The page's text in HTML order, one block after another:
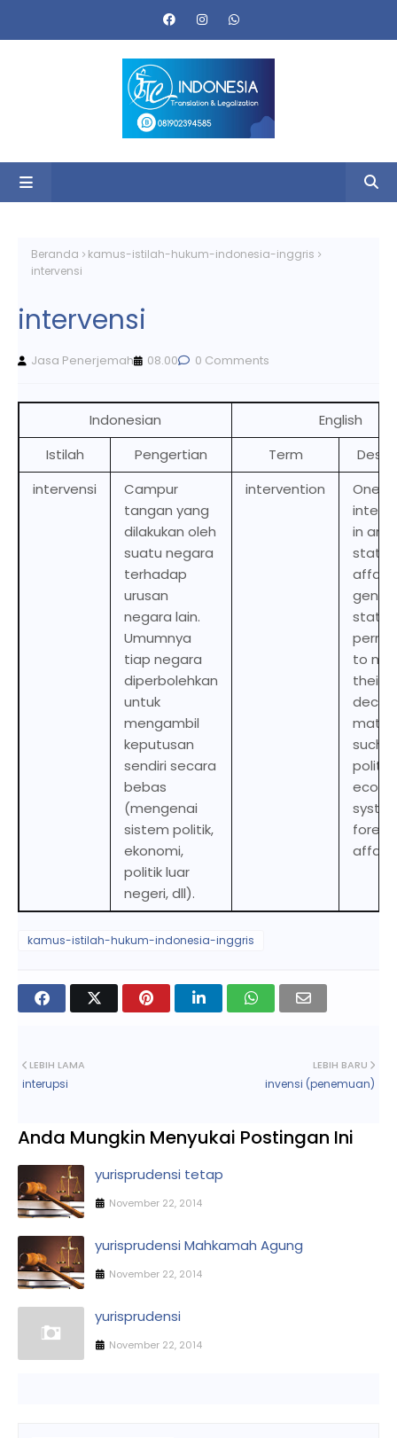
Beranda
kamus-istilah-hukum-indonesia-inggris
intervensi
intervensi
Jasa Penerjemah 08.00 0 Comments
Indonesian
English
Istilah
Pengertian Term
intervensi
Campur
tangan yang
dilakukan oleh
suatu negara
terhadap
urusan
negara lain.
Umumnya
tiap negara
diperbolehkan
untuk
mengambil
keputusan
sendiri secara
bebas
(mengenai
sistem politik,
ekonomi,
politik luar
negeri, dll).
intervention
One
in
to
their
such
kamus-istilah-hukum-indonesia-inggris
LEBIH BARU
invensi (penemuan)
LEBIH LAMA
interupsi
Anda Mungkin Menyukai Postingan Ini
yurisprudensi tetap
November 22, 2014
yurisprudensi Mahkamah Agung
November 22, 2014
yurisprudensi
November 22, 2014